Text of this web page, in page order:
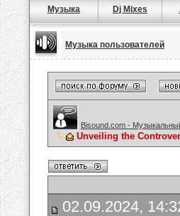
Музыка Dj Mixes
Музыка пользователей
Bisound.com -
Unveiling the
02.09.2024,